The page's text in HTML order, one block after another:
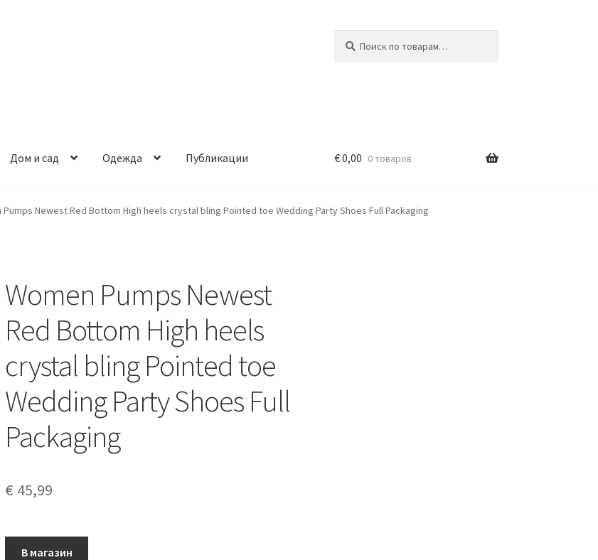
Дом и сад Одежда Публикации €0,00 0 товаров
Pumps Newest Red Bottom High heels crystal bling Pointed toe Wedding Party Shoes Full Packaging
Women Pumps Newest
Red Bottom High heels
crystal bling Pointed toe
Wedding Party Shoes Full
Packaging
€ 45,99
В магазин